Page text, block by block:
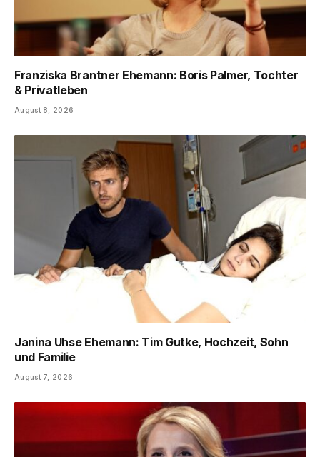
Franziska Brantner Ehemann: Boris Palmer, Tochter
& Privatleben
August 8, 2026
Janina Uhse Ehemann: Tim Gutke, Hochzeit, Sohn
und Familie
August 7, 2026